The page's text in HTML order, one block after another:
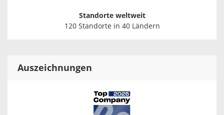
Standorte weltweit
120 Standorte in 40 Ländern
Auszeichnungen